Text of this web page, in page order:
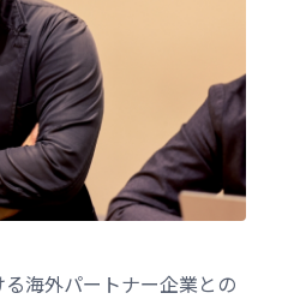
海外パートナー企業との